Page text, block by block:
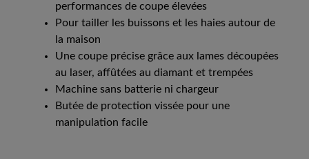
performances de coupe élevées
Pour tailler les buissons et les haies autour de
la maison
Une coupe précise grâce aux lames découpées
au laser, affûtées au diamant et trempées
Machine sans batterie ni chargeur
Butée de protection vissée pour une
manipulation facile